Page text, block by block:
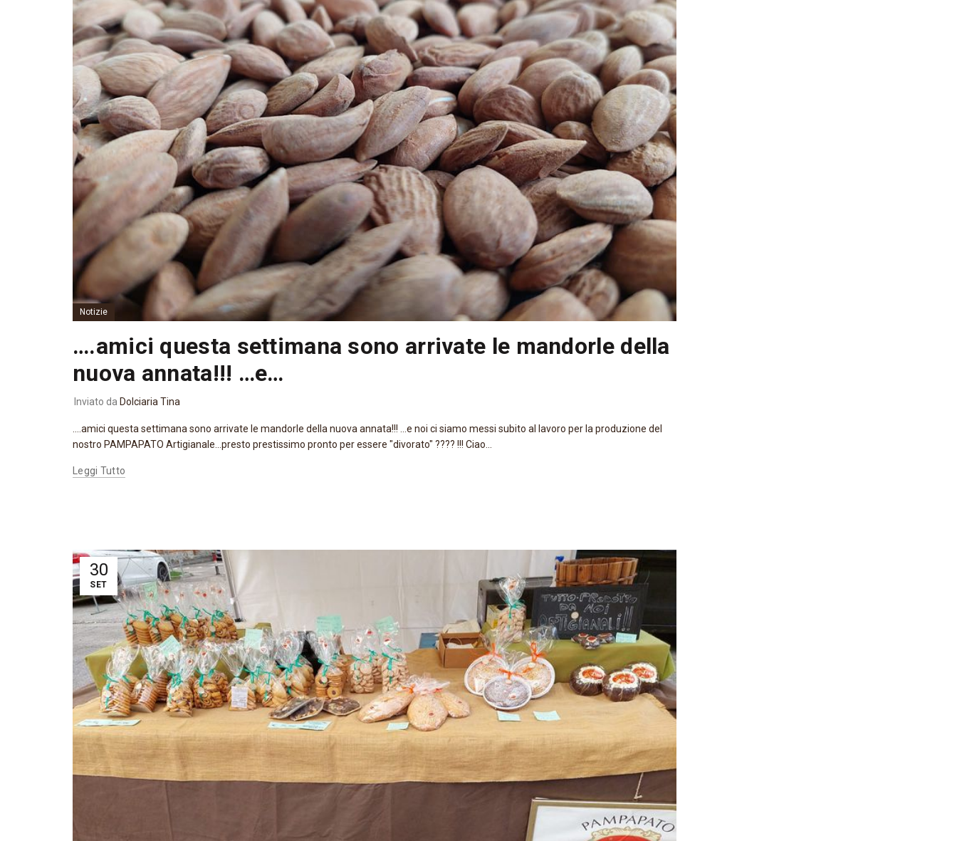
Notizie
….amici questa settimana sono arrivate le mandorle della
nuova annata!!! …e…
Inviato da Dolciaria Tina
....amici questa settimana sono arrivate le mandorle della nuova annata!!! ...e noi ci siamo messi subito al lavoro per la produzione del
nostro PAMPAPATO Artigianale...presto prestissimo pronto per essere "divorato" ???? !!! Ciao...
Leggi Tutto
30
SET